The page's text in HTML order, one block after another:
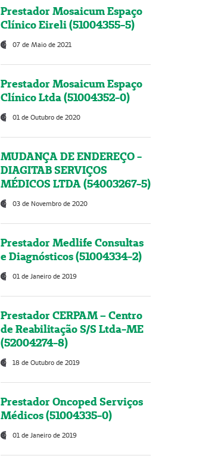
Prestador Mosaicum Espaço
Clínico Eireli (51004355-5)
07 de Maio de 2021
Prestador Mosaicum Espaço
Clínico Ltda (51004352-0)
01 de Outubro de 2020
MUDANÇA DE ENDEREÇO -
DIAGITAB SERVIÇOS
MÉDICOS LTDA (54003267-5)
03 de Novembro de 2020
Prestador Medlife Consultas
e Diagnósticos (51004334-2)
01 de Janeiro de 2019
Prestador CERPAM – Centro
de Reabilitação S/S Ltda-ME
(52004274-8)
18 de Outubro de 2019
Prestador Oncoped Serviços
Médicos (51004335-0)
01 de Janeiro de 2019